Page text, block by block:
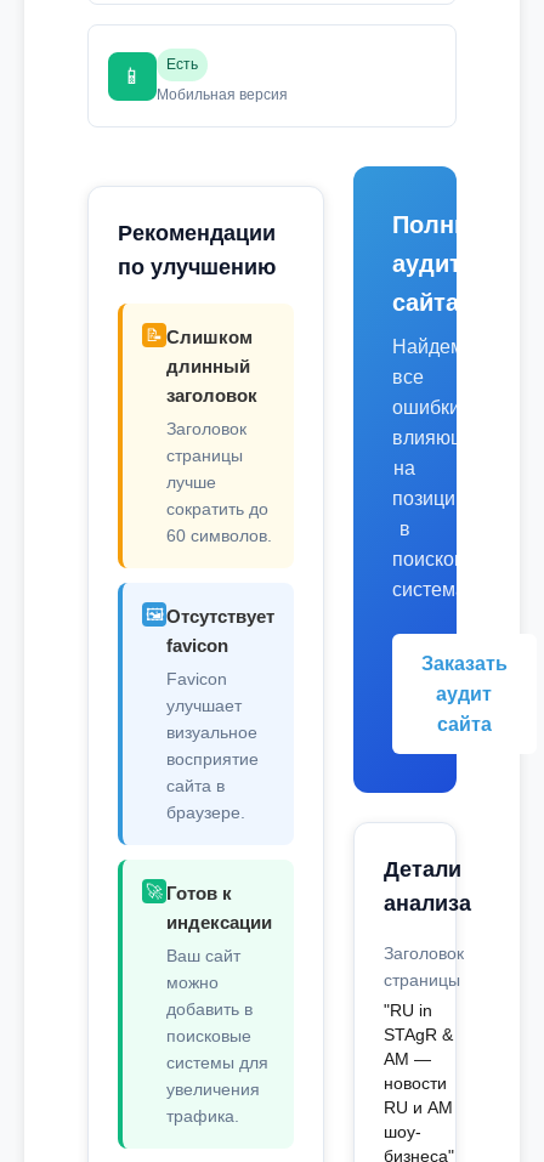
📱
Есть
Мобильная версия
Рекомендации
по улучшению
📝 Слишком
длинный
заголовок
Заголовок
страницы
лучше
сократить до
60 символов.
🖼️Отсутствует
favicon
Favicon
улучшает
визуальное
восприятие
сайта в
браузере.
🚀 Готов к
индексации
Ваш сайт
можно
добавить в
поисковые
системы для
увеличения
трафика.
Полный
аудит
сайта
Найдем
все
ошибки,
влияющие
на
позиции
в
поисковых
системах.
Заказать
аудит
сайта
Детали
анализа
Заголовок
страницы
"RU in
STAgR &
AM —
новости
RU и АМ
шоу-
бизнеса"